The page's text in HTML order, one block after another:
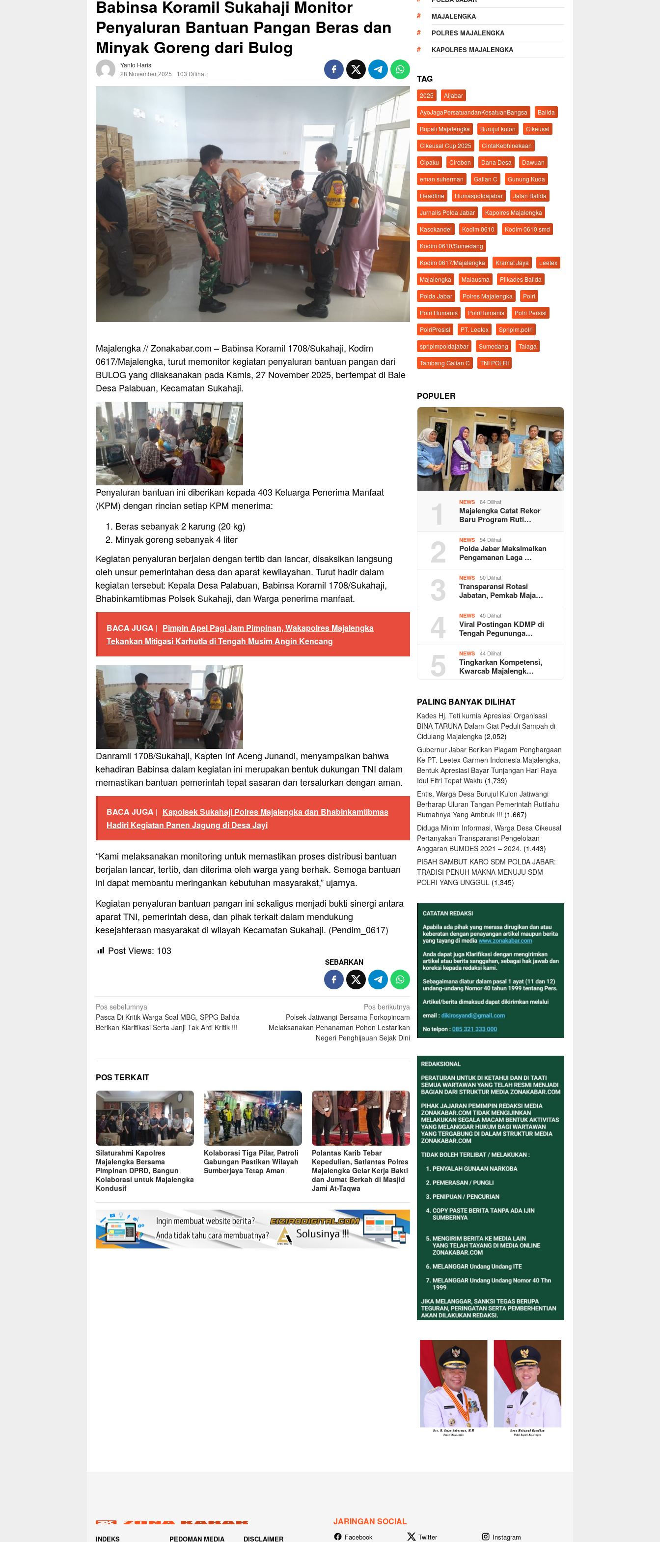
Babinsa Koramil Sukahaji Monitor
Penyaluran Bantuan Pangan Beras dan
Minyak Goreng dari Bulog
Yanto Haris
28 November 2025
103 Dilihat
Majalengka // Zonakabar.com – Babinsa Koramil 1708/Sukahaji, Kodim
0617/Majalengka, turut memonitor kegiatan penyaluran bantuan pangan dari
BULOG yang dilaksanakan pada Kamis, 27 November 2025, bertempat di Bale
Desa Palabuan, Kecamatan Sukahaji.
Penyaluran bantuan ini diberikan kepada 403 Keluarga Penerima Manfaat
(KPM) dengan rincian setiap KPM menerima:
Beras sebanyak 2 karung (20 kg)
Minyak goreng sebanyak 4 liter
Kegiatan penyaluran berjalan dengan tertib dan lancar, disaksikan langsung
oleh unsur pemerintahan desa dan aparat kewilayahan. Turut hadir dalam
kegiatan tersebut: Kepala Desa Palabuan, Babinsa Koramil 1708/Sukahaji,
Bhabinkamtibmas Polsek Sukahaji, dan Warga penerima manfaat.
BACA JUGA | Pimpin Apel Pagi Jam Pimpinan, Wakapolres Majalengka
Tekankan Mitigasi Karhutla di Tengah Musim Angin Kencang
Danramil 1708/Sukahaji, Kapten Inf Aceng Junandi, menyampaikan bahwa
kehadiran Babinsa dalam kegiatan ini merupakan bentuk dukungan TNI dalam
memastikan bantuan pemerintah tepat sasaran dan tersalurkan dengan aman.
BACA JUGA | Kapolsek Sukahaji Polres Majalengka dan Bhabinkamtibmas
Hadiri Kegiatan Panen Jagung di Desa Jayi
“Kami melaksanakan monitoring untuk memastikan proses distribusi bantuan
berjalan lancar, tertib, dan diterima oleh warga yang berhak. Semoga bantuan
ini dapat membantu meringankan kebutuhan masyarakat,” ujarnya.
Kegiatan penyaluran bantuan pangan ini sekaligus menjadi bukti sinergi antara
aparat TNI, pemerintah desa, dan pihak terkait dalam mendukung
kesejahteraan masyarakat di wilayah Kecamatan Sukahaji. (Pendim_0617)
Post Views: 103
SEBARKAN
Navigasi
pos
Pos sebelumnya
Pasca Di Kritik Warga Soal MBG, SPPG Balida
Berikan Klarifikasi Serta Janji Tak Anti Kritik !!!
Pos berikutnya
Polsek Jatiwangi Bersama Forkopincam
Melaksanakan Penanaman Pohon Lestarikan
Negeri Penghijauan Sejak Dini
POS TERKAIT
Silaturahmi Kapolres
Majalengka Bersama
Pimpinan DPRD, Bangun
Kolaborasi untuk Majalengka
Kondusif
Kolaborasi Tiga Pilar, Patroli
Gabungan Pastikan Wilayah
Sumberjaya Tetap Aman
Polantas Karib Tebar
Kepedulian, Satlantas Polres
Majalengka Gelar Kerja Bakti
dan Jumat Berkah di Masjid
Jami At-Taqwa
MAJALENGKA
POLRES MAJALENGKA
KAPOLRES MAJALENGKA
TAG
2025
Aljabar
AyoJagaPersatuandanKesatuanBangsa
Balida
Bupati Majalengka
Burujul kulon
Cikeusal
Cikeusal Cup 2025
CintaKebhinekaan
Cipaku
Cirebon Dana Desa
Dawuan
eman suherman
Galian C
Gunung Kuda
Headline
Humaspoldajabar
Jalan Balida
Jurnalis Polda Jabar
Kapolres Majalengka
Kasokandel
Kodim 0610
Kodim 0610 smd
Kodim 0610/Sumedang
Kodim 0617/Majalengka
Kramat Jaya
Leetex
Majalengka
Malausma
Pilkades Balida
Polda Jabar
Polres Majalengka
Polri
Polri Humanis
PolriHumanis
Polri Persisi
PolriPresisi
PT. Leetex
Spripim.polri
spripimpoldajabar
Sumedang
Talaga
Tambang Galian C
TNI POLRI
POPULER
1 NEWS 64 Dilihat
Majalengka Catat Rekor
Baru Program Ruti…
2 NEWS 54 Dilihat
Polda Jabar Maksimalkan
Pengamanan Laga …
3 NEWS 50 Dilihat
Transparansi Rotasi
Jabatan, Pemkab Maja…
4 NEWS 45 Dilihat
Viral Postingan KDMP di
Tengah Pegununga…
5 NEWS 44 Dilihat
Tingkarkan Kompetensi,
Kwarcab Majalengk…
PALING BANYAK DILIHAT
Kades Hj. Teti kurnia Apresiasi Organisasi
BINA TARUNA Dalam Giat Peduli Sampah di
Cidulang Majalengka (2,052)
Gubernur Jabar Berikan Piagam Penghargaan
Ke PT. Leetex Garmen Indonesia Majalengka,
Bentuk Apresiasi Bayar Tunjangan Hari Raya
Idul Fitri Tepat Waktu (1,739)
Entis, Warga Desa Burujul Kulon Jatiwangi
Berharap Uluran Tangan Pemerintah Rutilahu
Rumahnya Yang Ambruk !!! (1,667)
Diduga Minim Informasi, Warga Desa Cikeusal
Pertanyakan Transparansi Pengelolaan
Anggaran BUMDES 2021 – 2024. (1,443)
PISAH SAMBUT KARO SDM POLDA JABAR:
TRADISI PENUH MAKNA MENUJU SDM
POLRI YANG UNGGUL (1,345)
INDEKS PEDOMAN MEDIA DISCLAIMER
JARINGAN SOCIAL
Facebook Twitter Instagram